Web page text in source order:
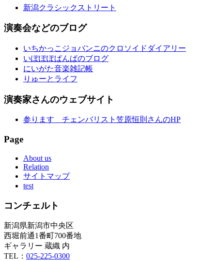
新潟クラシックストリート
演奏会などのブログ
いちかっこジョバンニのクロソイドダイアリー
いぽぽぽぱんぱのブログ
にいがた音楽雑記帳
りゅーとライフ
演奏家さんのウェブサイト
参ります チェンバリスト笠原恒則さんのHP
Page
About us
Relation
サイトマップ
test
コンチェルト
新潟県新潟市中央区
西堀前通1番町700番地
ギャラリー 蔵織 内
TEL： 025-225-0300